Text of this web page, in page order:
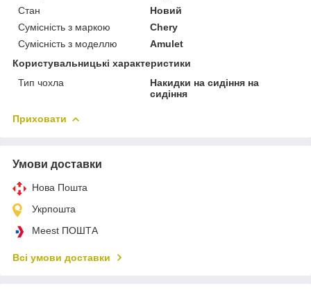
Стан
Новий
Сумісність з маркою
Chery
Сумісність з моделлю
Amulet
Користувальницькі характеристики
Тип чохла
Накидки на сидіння на
сидіння
Приховати
Умови доставки
Нова Пошта
Укрпошта
Meest ПОШТА
Всі умови доставки